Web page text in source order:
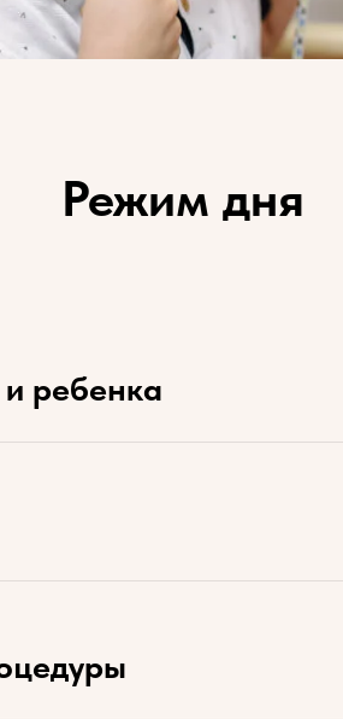
Режим дня
и ребенка